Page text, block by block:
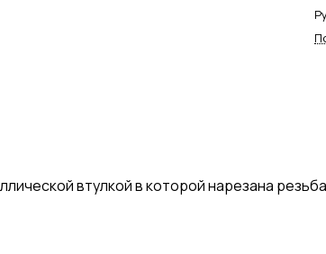
втулкой в которой нарезана